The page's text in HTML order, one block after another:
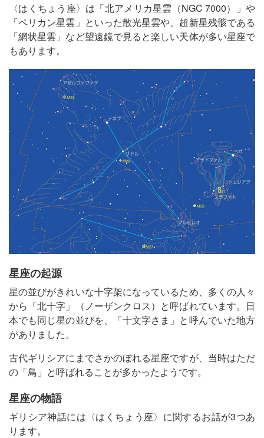
〈はくちょう座〉は「北アメリカ星雲（NGC 7000）」や
「ペリカン星雲」といった散光星雲や、超新星残骸である
「網状星雲」など望遠鏡で見ると楽しい天体が多い星座で
もあります。
星座の起源
星の並びがきれいな十字架になっているため、多くの人々
から「北十字」（ノーザンクロス）と呼ばれています。日
本でも同じ星の並びを、「十文字さま」と呼んでいた地方
がありました。
古代ギリシアにまでさかのぼれる星座ですが、当時はただ
の「鳥」と呼ばれることが多かったようです。
星座の物語
ギリシア神話には〈はくちょう座〉に関するお話が3つあ
ります。